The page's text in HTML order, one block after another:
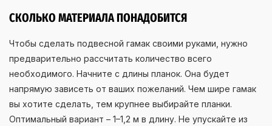
СКОЛЬКО МАТЕРИАЛА ПОНАДОБИТСЯ
Чтобы сделать подвесной гамак своими руками, нужно
предварительно рассчитать количество всего
необходимого. Начните с длины планок. Она будет
напрямую зависеть от ваших пожеланий. Чем шире гамак
вы хотите сделать, тем крупнее выбирайте планки.
Оптимальный вариант – 1–1,2 м в длину. Не упускайте из